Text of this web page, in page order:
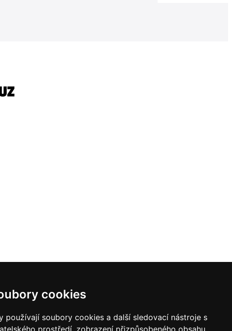
cookies
používají soubory cookies a další sledovací nástroje s
prostředí, zobrazení přizpůsobeného obsahu